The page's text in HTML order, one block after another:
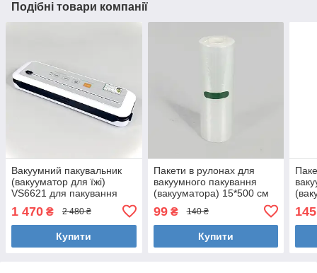
Подібні товари компанії
Вакуумний пакувальник
(вакууматор для їжі)
VS6621 для пакування
1 470 ₴ 2 480 ₴
Купити
Пакети в рулонах для
вакуумного пакування
(вакууматора) 15*500 см
99₴ 140 ₴
Купити
145